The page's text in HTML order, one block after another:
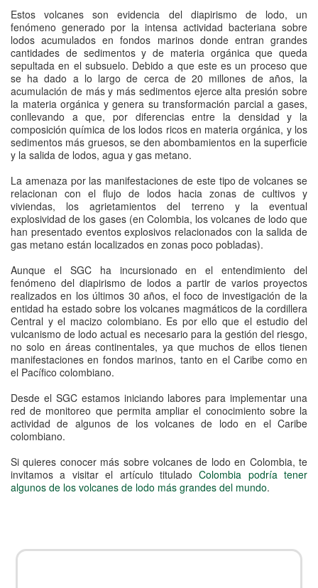
Estos volcanes son evidencia del diapirismo de lodo, un
fenómeno generado por la intensa actividad bacteriana sobre
lodos acumulados en fondos marinos donde entran grandes
cantidades de sedimentos y de materia orgánica que queda
sepultada en el subsuelo. Debido a que este es un proceso que
se ha dado a lo largo de cerca de 20 millones de años, la
acumulación de más y más sedimentos ejerce alta presión sobre
la materia orgánica y genera su transformación parcial a gases,
conllevando a que, por diferencias entre la densidad y la
composición química de los lodos ricos en materia orgánica, y los
sedimentos más gruesos, se den abombamientos en la superficie
y la salida de lodos, agua y gas metano.
La amenaza por las manifestaciones de este tipo de volcanes se
relacionan con el flujo de lodos hacia zonas de cultivos y
viviendas, los agrietamientos del terreno y la eventual
explosividad de los gases (en Colombia, los volcanes de lodo que
han presentado eventos explosivos relacionados con la salida de
gas metano están localizados en zonas poco pobladas).
Aunque el SGC ha incursionado en el entendimiento del
fenómeno del diapirismo de lodos a partir de varios proyectos
realizados en los últimos 30 años, el foco de investigación de la
entidad ha estado sobre los volcanes magmáticos de la cordillera
Central y el macizo colombiano. Es por ello que el estudio del
vulcanismo de lodo actual es necesario para la gestión del riesgo,
no solo en áreas continentales, ya que muchos de ellos tienen
manifestaciones en fondos marinos, tanto en el Caribe como en
el Pacífico colombiano.
Desde el SGC estamos iniciando labores para implementar una
red de monitoreo que permita ampliar el conocimiento sobre la
actividad de algunos de los volcanes de lodo en el Caribe
colombiano.
Si quieres conocer más sobre volcanes de lodo en Colombia, te
invitamos a visitar el artículo tituladoColombia podría tener
algunos de los volcanes de lodo más grandes del mundo.​